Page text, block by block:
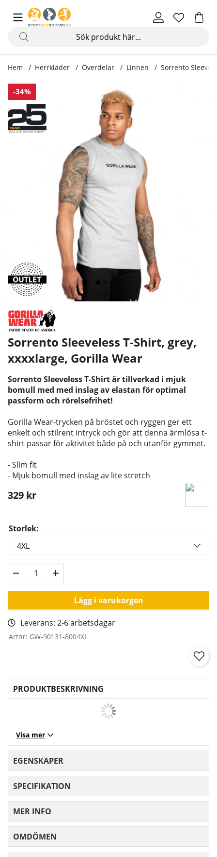
Hem Herrkläder Överdelar Linnen Sorrento
-34%
Produktbilder Sorrento Sleeveless T-Shirt, grey
Sorrento Sleeveless T-Shirt, grey,
xxxxlarge, Gorilla Wear
Sorrento Sleeveless T-Shirt är tillverkad i mjuk
bomull med med inslag av elastan för optimal
passform och rörelsefrihet!
Gorilla Wear-trycken på bröstet och ryggen ger ett
enkelt och stilrent intryck och gör att denna ärmlösa t-
shirt passar för aktivitet både på och utanför gymmet.
- Slim fit
- Mjuk bomull med inslag av lite stretch
329 kr
Storlek:
Lägg i varukorgen
Leverans: 2-6 arbetsdagar
Artnr: GW-90131-8004XL
PRODUKTBESKRIVNING
Visa mer
EGENSKAPER
SPECIFIKATION
MER INFO
OMDÖMEN